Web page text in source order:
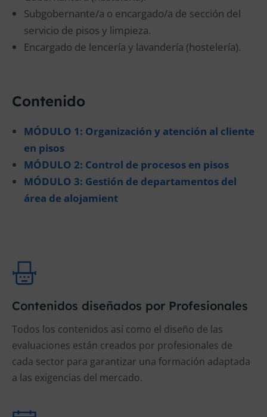
Subgobernante/a o encargado/a de sección del
servicio de pisos y limpieza.
Encargado de lencería y lavandería (hostelería).
Contenido
MÓDULO 1: Organización y atención al cliente
en pisos
MÓDULO 2: Control de procesos en pisos
MÓDULO 3: Gestión de departamentos del
área de alojamient
Contenidos diseñados por Profesionales
Todos los contenidos así como el diseño de las
evaluaciones están creados por profesionales de
cada sector para garantizar una formación adaptada
a las exigencias del mercado.